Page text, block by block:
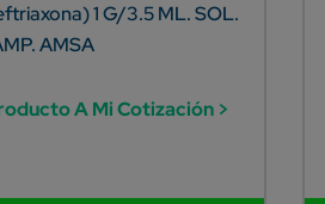
1 G/3.5 ML. SOL.
AMSA
A Mi Cotización >